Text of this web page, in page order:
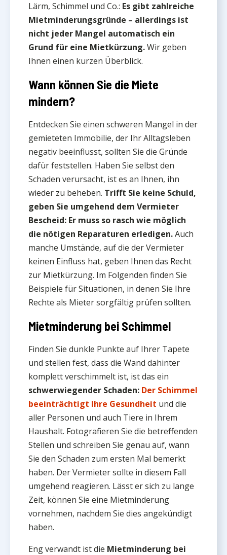
Lärm, Schimmel und Co.: Es gibt zahlreiche
Mietminderungsgründe – allerdings ist
nicht jeder Mangel automatisch ein
Grund für eine Mietkürzung.Wir geben
Ihnen einen kurzen Überblick.
Wann können Sie die Miete
mindern?
Entdecken Sie einen schweren Mangel in der
gemieteten Immobilie, der Ihr Alltagsleben
negativ beeinflusst, sollten Sie die Gründe
dafür feststellen. Haben Sie selbst den
Schaden verursacht, ist es an Ihnen, ihn
wieder zu beheben. Trifft Sie keine Schuld,
geben Sie umgehend dem Vermieter
Bescheid: Er muss so rasch wie möglich
die nötigen Reparaturen erledigen.Auch
manche Umstände, auf die der Vermieter
keinen Einfluss hat, geben Ihnen das Recht
zur Mietkürzung. Im Folgenden finden Sie
Beispiele für Situationen, in denen Sie Ihre
Rechte als Mieter sorgfältig prüfen sollten.
Mietminderung bei Schimmel
Finden Sie dunkle Punkte auf Ihrer Tapete
und stellen fest, dass die Wand dahinter
komplett verschimmelt ist, ist das ein
schwerwiegender Schaden: Der Schimmel
beeinträchtigt Ihre Gesundheit und die
aller Personen und auch Tiere in Ihrem
Haushalt. Fotografieren Sie die betreffenden
Stellen und schreiben Sie genau auf, wann
Sie den Schaden zum ersten Mal bemerkt
haben. Der Vermieter sollte in diesem Fall
umgehend reagieren. Lässt er sich zu lange
Zeit, können Sie eine Mietminderung
vornehmen, nachdem Sie dies angekündigt
haben.
Eng verwandt ist die Mietminderung bei